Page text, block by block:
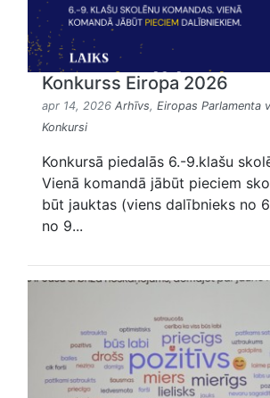
Konkurss Eiropa 2026
apr 14, 2026 Arhīvs, Eiropas Parlamenta
Konkursi
Konkursā piedalās 6.-9.klašu
Vienā komandā jābūt pieciem
būt jauktas (viens dalībnieks no
no 9...